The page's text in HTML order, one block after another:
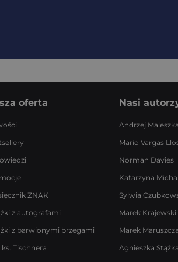
oferta
ZNAK
z autografami
z barwionymi brzegami
ks. Tischnera
Nasi
Andrzej Maleszka
Mario Vargas
Norman Davies
Katarzyna
Sylwia
Marek Krajewski
Marek
Agnieszka